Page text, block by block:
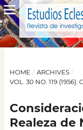
HOME / ARCHIVES /
VOL. 30 NO. 119 (1956):
Realeza de